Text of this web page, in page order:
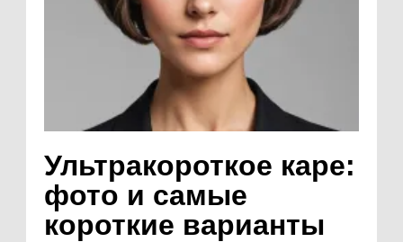
Ультракороткое каре:
фото и самые
короткие варианты